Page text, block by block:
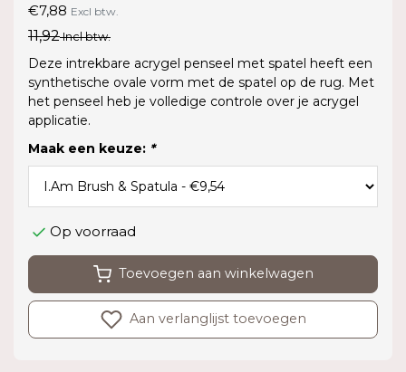
€7,88 Excl btw.
11,92Incl btw.
Deze intrekbare acrygel penseel met spatel heeft een
synthetische ovale vorm met de spatel op de rug. Met
het penseel heb je volledige controle over je acrygel
applicatie.
Maak een keuze: *
Op voorraad
Toevoegen aan winkelwagen
Aan verlanglijst toevoegen